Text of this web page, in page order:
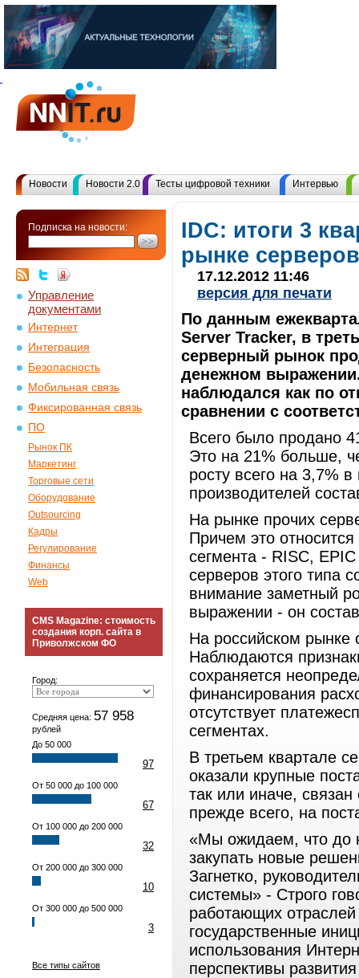
Новости Новости 2.0 Тесты цифровой техники Интервью
Подписка на новости:
Управление
документами
Интернет
Интеграция
Безопасность
Мобильная связь
Фиксированная связь
ПО
Рынок ПК
Маркетинг
Торговые сети
Оборудование
Outsourcing
Кадры
Регулирование
Финансы
Web
CMS Magazine: стоимость
создания корп. сайта в
Приволжском ФО
Город:
Средняя цена: 57 958
рублей
До 50 000
97
От 50 000 до 100 000
67
От 100 000 до 200 000
32
От 200 000 до 300 000
10
От 300 000 до 500 000
3
Все типы сайтов
IDC: итоги 3
рынке серверов
17.12.2012 11:46
версия для печати
По данным
Server Tracker, в
серверный рынок
денежном
наблюдался как по
сравнении с
Всего было продано
Это на 21% больше,
росту всего на 3,7%
производителей
На рынке прочих
Причем это
сегмента - RISC,
серверов этого типа
внимание заметный
выражении - он
На российском рынке
Наблюдаются
сохраняется
финансирования
отсутствует
сегментах.
В третьем квартале
оказали крупные
так или иначе,
прежде всего, на
«Мы ожидаем, что до
закупать новые
Загнетко,
системы» - Строго
работающих
государственные
использования
перспективы